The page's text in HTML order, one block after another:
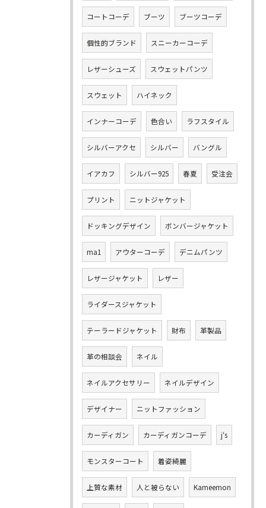
コートコーデ ブーツ ブーツコーデ
個性的ブランド スニーカーコーデ
レザーシューズ スウェットパンツ
スウェット ハイネック
インナーコーデ 色合い ラフスタイル
シルバーアクセ シルバー バングル
イアカフ シルバー925 春夏 受注会
プリント ニットジャケット
ドッキングデザイン ボンバージャケット
ma1 アウターコーデ デニムパンツ
レザージャケット レザー
ライダースジャケット
テーラードジャケット 財布 革製品
革の相談会 ネイル
ネイルアクセサリー ネイルデザイン
デザイナー ニットファッション
カーディガン カーディガンコーデ j‘s
モンスターコート 着姿綺麗
上質な素材 人と被らない Kameemon